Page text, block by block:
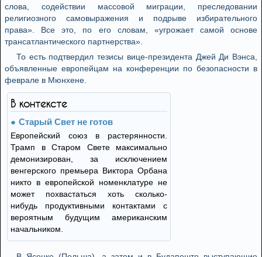
слова, содействии массовой миграции, преследовании
религиозного самовыражения и подрыве избирательного
права». Все это, по его словам, «угрожает самой основе
трансатлантического партнерства».
То есть подтвердил тезисы вице-президента Джей Ди Вэнса,
объявленные европейцам на конференции по безопасности в
феврале в Мюнхене.
В контексте
Старый Свет не готов
Европейский союз в растерянности.
Трамп в Старом Свете максимально
демонизирован, за исключением
венгерского премьера Виктора Орбана
никто в европейской номенклатуре не
может похвастаться хоть сколько-
нибудь продуктивными контактами с
вероятным будущим американским
начальником.